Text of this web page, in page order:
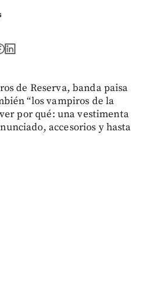
de Reserva, banda paisa
“los vampiros de la
por qué: una vestimenta
accesorios y hasta